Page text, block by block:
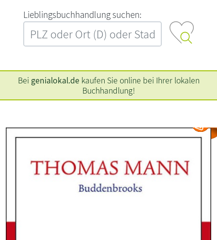
L‍i‍e‍b‍l‍i‍n‍g‍s‍b‍u‍c‍h‍h‍a‍n‍d‍l‍u‍n‍g‍ ‍s‍u‍c‍h‍e‍n‍:‍
Bei genialokal.de kaufen Sie online bei Ihrer lokalen
Buchhandlung!